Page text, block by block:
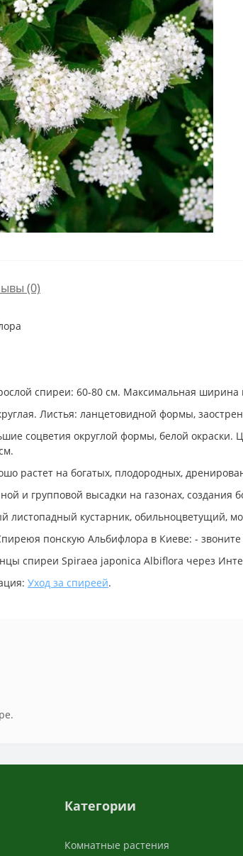
(0)
спиреи: 60-80 см. Максимальная ширина
Листья: ланцетовидной формы,
соцветия округлой формы, белой окраски.
растет на богатых, плодородных,
и групповой высадки на газонах,
листопадный кустарник, обильноцветущий,
понскую Альбифлора в Киеве: -
спиреи Spiraea japonica Albiflora через
Уход за спиреей.
Категории
Комнатные растения